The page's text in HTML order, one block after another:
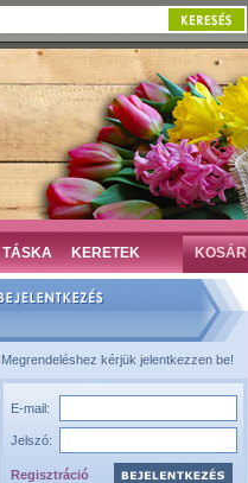
TÁSKA KERETEK KOSÁR
Megrendeléshez kérjük jelentkezzen be!
E-mail:
Jelszó:
Regisztráció